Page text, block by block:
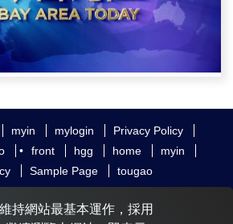
myin mylogin
Privacy Policy
• front hgg home
myin
Sample Page tougao
新唐人電視
神韻藝術團
持網站最基本運作，採用